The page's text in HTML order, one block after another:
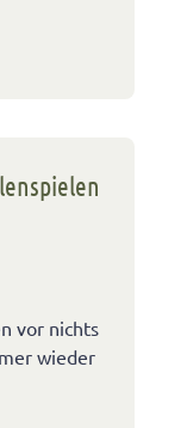
vor nichts
wieder